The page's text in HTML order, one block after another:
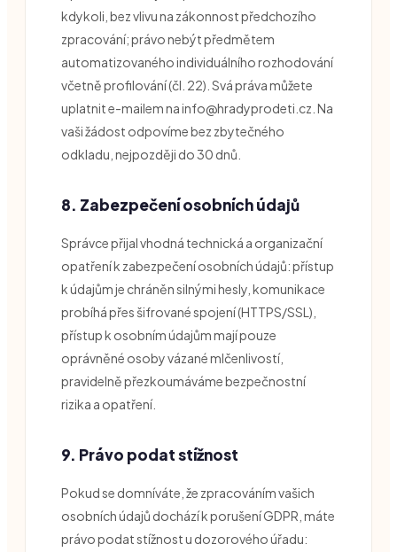
kdykoli, bez vlivu na zákonnost předchozího
zpracování; právo nebýt předmětem
automatizovaného individuálního rozhodování
včetně profilování (čl. 22). Svá práva můžete
uplatnit e-mailem na info@hradyprodeti.cz. Na
vaši žádost odpovíme bez zbytečného
odkladu, nejpozději do 30 dnů.
8. Zabezpečení osobních údajů
Správce přijal vhodná technická a organizační
opatření k zabezpečení osobních údajů: přístup
k údajům je chráněn silnými hesly, komunikace
probíhá přes šifrované spojení (HTTPS/SSL),
přístup k osobním údajům mají pouze
oprávněné osoby vázané mlčenlivostí,
pravidelně přezkoumáváme bezpečnostní
rizika a opatření.
9. Právo podat stížnost
Pokud se domníváte, že zpracováním vašich
osobních údajů dochází k porušení GDPR, máte
právo podat stížnost u dozorového úřadu: